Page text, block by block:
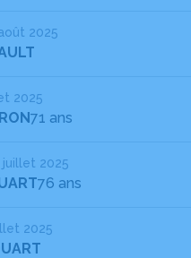
2025
2025
71 ans
2025
76 ans
2025